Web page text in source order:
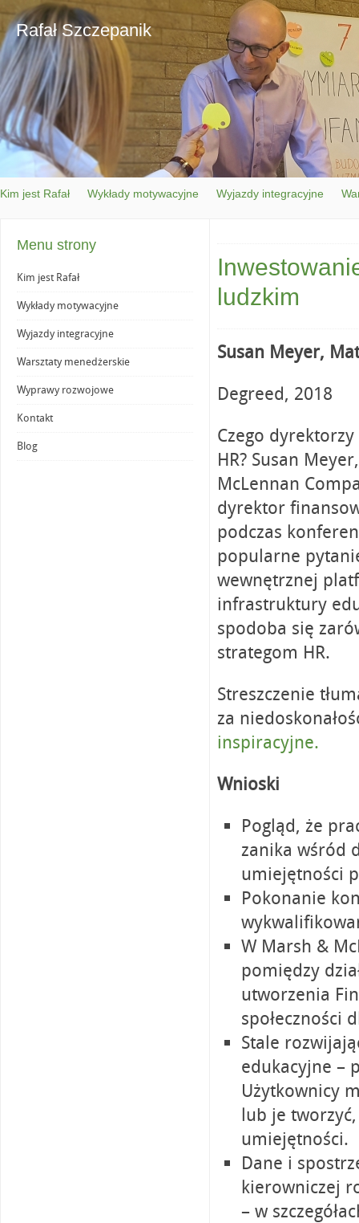
Rafał Szczepanik
Kim jest Rafał Wykłady motywacyjne Wyjazdy integracyjne
Menu strony
Kim jest Rafał
Wykłady motywacyjne
Wyjazdy integracyjne
Warsztaty menedżerskie
Wyprawy rozwojowe
Kontakt
Blog
ludzkim
Susan Meyer,
Degreed, 2018
Czego
HR? Susan
McLennan
dyrektor
podczas
popularne
wewnętrznej
infrastruktury
spodoba się
strategom HR.
Streszczenie
za
inspiracyjne.
Wnioski
Pogląd, że
zanika wśród
umiejętności
Pokonanie
W Marsh &
pomiędzy
utworzenia
społeczności
Stale
edukacyjne –
Użytkownicy
lub je
umiejętności.
Dane i
kierowniczej
– w